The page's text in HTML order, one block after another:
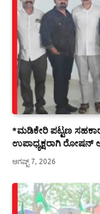
*ಮಡಿಕೇರಿ ಪಟ್ಟಣ ಸಹಕಾರ
ಉಪಾಧ್ಯಕ್ಷರಾಗಿ ರೋಷನ್
ಆಗಷ್ಟ್ 7, 2026